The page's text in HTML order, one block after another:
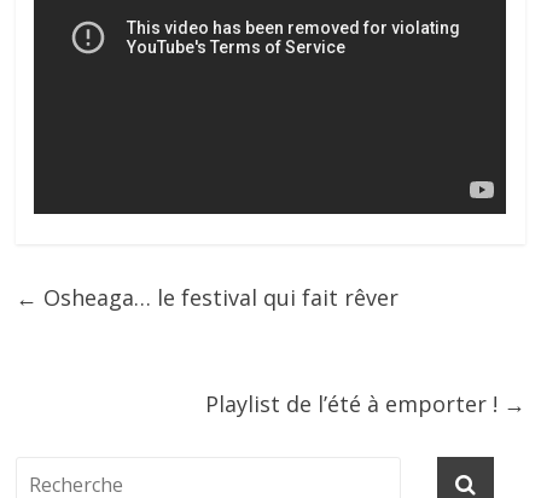
← Osheaga… le festival qui fait rêver
Playlist de l’été à emporter ! →